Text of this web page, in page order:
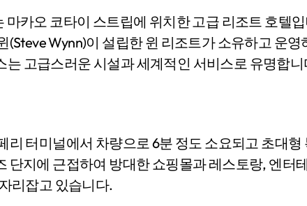
(Steve Wynn)이 설립한 윈 리조트가 소유하고 운영
는 고급스러운 시설과 세계적인 서비스로 유명합
리 터미널에서 차량으로 6분 정도 소요되고 초대형
단지에 근접하여 방대한 쇼핑몰과 레스토랑, 엔터
리잡고 있습니다.